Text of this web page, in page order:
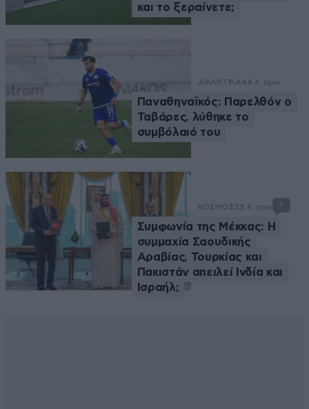
και το ξεραίνετε;
ΑΘΛΗΤΙΚΑ44 λ. πριν
Παναθηναϊκός: Παρελθόν ο
Ταβάρες, λύθηκε το
συμβόλαιό του
ΚΟΣΜΟΣ53 λ. πριν 1
Συμφωνία της Μέκκας: Η
συμμαχία Σαουδικής
Αραβίας, Τουρκίας και
Πακιστάν απειλεί Ινδία και
Ισραήλ;